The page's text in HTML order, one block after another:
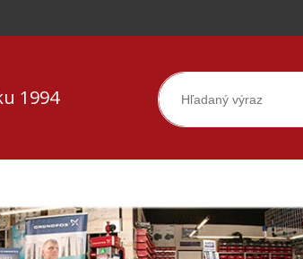
1994